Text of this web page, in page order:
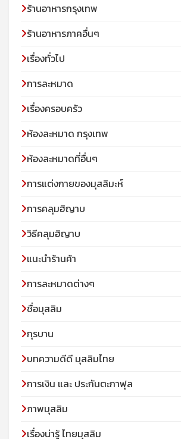
ร้านอาหารกรุงเทพ
ร้านอาหารภาคอื่นๆ
เรื่องทั่วไป
การละหมาด
เรื่องครอบครัว
ห้องละหมาด กรุงเทพ
ห้องละหมาดที่อื่นๆ
การแต่งกายของมุสลิมะห์
การคลุมฮิญาบ
วิธีคลุมฮิญาบ
แนะนำร้านค้า
การละหมาดต่างๆ
ชื่อมุสลิม
กุรบาน
บทความดีดี มุสลิมไทย
การเงิน และ ประกันตะกาฟุล
ภาพมุสลิม
เรื่องน่ารู้ ไทยมุสลิม